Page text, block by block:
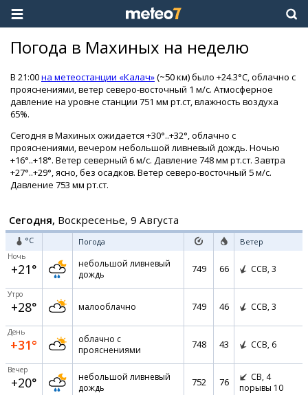
Погода в Махиных на неделю
В 21:00на метеостанции «Калач»(~50 км) было +24.3°C, облачно с
прояснениями, ветер северо-восточный 1 м/с. Атмосферное
давление на уровне станции 751 мм рт.ст, влажность воздуха
65%.
Сегодня в Махиных ожидается +30°..+32°, облачно с
прояснениями, вечером небольшой ливневый дождь. Ночью
+16°..+18°. Ветер северный 6 м/с. Давление 748 мм рт.ст. Завтра
+27°..+29°, ясно, без осадков. Ветер северо-восточный 5 м/с.
Давление 753 мм рт.ст.
Сегодня, Воскресенье, 9 Августа
°C Погода Ветер
Ночь
+21°
небольшой ливневый
дождь
749 66 ССВ, 3
Утро
+28° малооблачно 749 46 ССВ, 3
День
+31°
облачно с
прояснениями
748 43 ССВ, 6
Вечер
+20°
небольшой ливневый
дождь
752 76 СВ, 4
порывы 10